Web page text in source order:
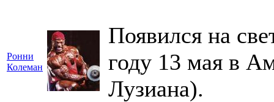
Ронни
Колеман
Появился на
году 13 мая в
Лузиана).